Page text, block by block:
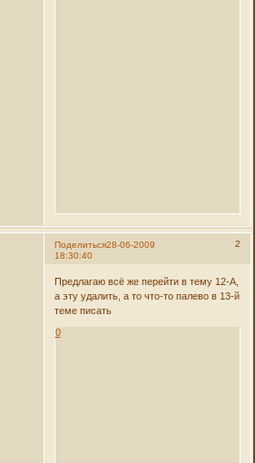
Поделиться 2
28-06-2009
18:30:40
Предлагаю всё же перейти в тему 12-А,
а эту удалить, а то что-то палево в 13-й
теме писать
0